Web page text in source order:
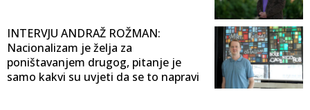
INTERVJU ANDRAŽ ROŽMAN:
Nacionalizam je želja za
poništavanjem drugog, pitanje je
samo kakvi su uvjeti da se to napravi